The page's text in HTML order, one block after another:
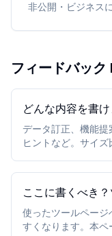
非公開・ビジネス
フィードバック
どんな内容を書け
データ訂正、機能
ヒントなど。サイズ
ここに書くべき
使ったツールペー
すくなります。本ペ